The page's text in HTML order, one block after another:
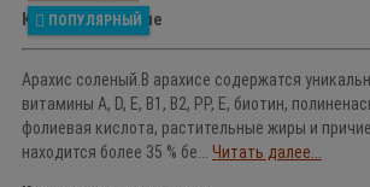
ПОПУЛЯРНЫЙ
Краткое описание
Арахис соленый.В арахисе содержатся
витамины A, D, E, В1, В2, РР, Е, биотин,
фолиевая кислота, растительные жиры и
находится более 35 % бе... Читать далее...